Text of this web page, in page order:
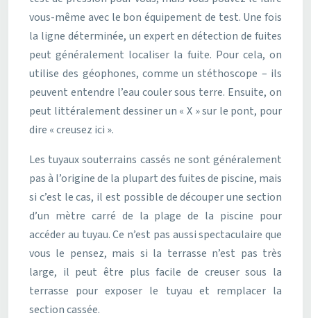
vous-même avec le bon équipement de test. Une fois
la ligne déterminée, un expert en détection de fuites
peut généralement localiser la fuite. Pour cela, on
utilise des géophones, comme un stéthoscope – ils
peuvent entendre l’eau couler sous terre. Ensuite, on
peut littéralement dessiner un « X » sur le pont, pour
dire « creusez ici ».
Les tuyaux souterrains cassés ne sont généralement
pas à l’origine de la plupart des fuites de piscine, mais
si c’est le cas, il est possible de découper une section
d’un mètre carré de la plage de la piscine pour
accéder au tuyau. Ce n’est pas aussi spectaculaire que
vous le pensez, mais si la terrasse n’est pas très
large, il peut être plus facile de creuser sous la
terrasse pour exposer le tuyau et remplacer la
section cassée.